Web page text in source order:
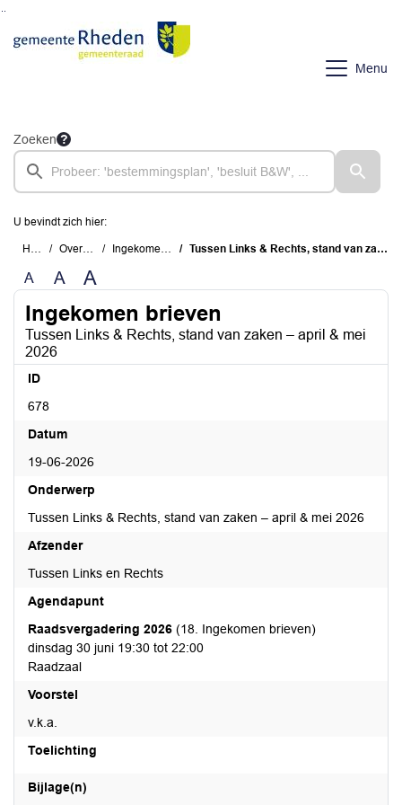
Ga naar de inhoud van deze pagina
Menu
Zoeken
U bevindt zich hier:
Home Overzichten Ingekomen brieven Tussen Links & Rechts, stand van zaken – april & mei 2026
A A A
Ingekomen brieven
Tussen Links & Rechts, stand van zaken – april & mei
2026
ID
678
Datum
19-06-2026
Onderwerp
Tussen Links & Rechts, stand van zaken – april & mei 2026
Afzender
Tussen Links en Rechts
Agendapunt
Raadsvergadering 2026 (18. Ingekomen brieven)
dinsdag 30 juni 19:30 tot 22:00
Raadzaal
Voorstel
v.k.a.
Toelichting
Bijlage(n)